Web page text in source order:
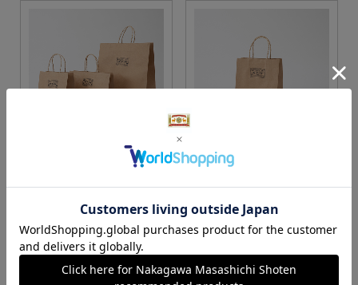
S・M・Lサイズより当店に
カートに入れる
Sサイズ
カートに入れる